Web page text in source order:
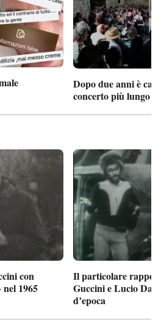
Dopo due anni è
concerto più lungo
con
nel 1965
Il particolare
Guccini e Lucio
d’epoca